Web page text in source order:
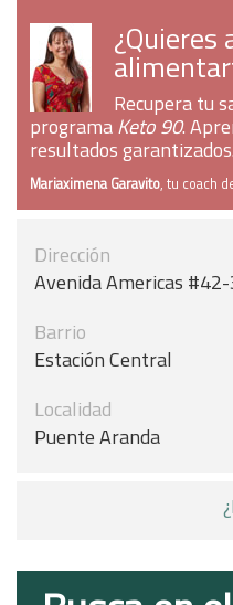
¿Quieres
Recupera tu
programaKeto 90.
resultados garantizados.
Mariaximena Garavito, tu coach
Dirección
Avenida Americas
Barrio
Estación Central
Localidad
Puente Aranda